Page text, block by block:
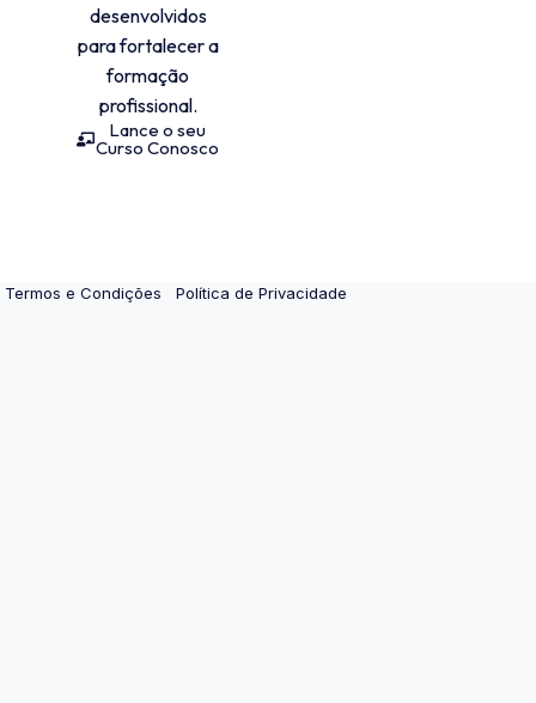
desenvolvidos
para fortalecer a
formação
profissional.
Lance o seu
Curso Conosco
Termos e Condições Política de Privacidade